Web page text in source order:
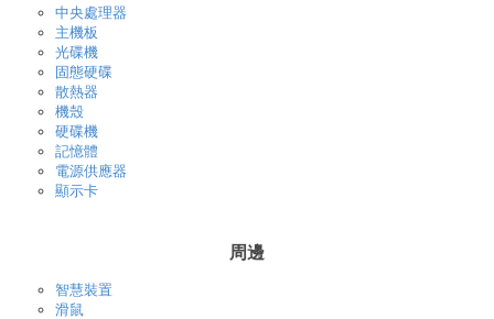
中央處理器
主機板
光碟機
固態硬碟
散熱器
機殼
硬碟機
記憶體
電源供應器
顯示卡
周邊
智慧裝置
滑鼠